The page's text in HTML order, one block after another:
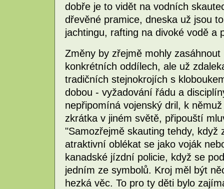
dobře je to vidět na vodních
dřevěné pramice, dneska už jsou
jachtingu, rafting na divoké vodě a
Změny by zřejmě mohly
konkrétních oddílech, ale už
tradičních stejnokrojích s
dobou - vyžadování řádu a
nepřipomíná vojenský dril, k
zkrátka v jiném světě, připouští
"Samozřejmě skauting tehdy, když
atraktivní oblékat se jako voják
kanadské jízdní policie, když se
jedním ze symbolů. Kroj měl být
hezká věc. To pro ty děti bylo